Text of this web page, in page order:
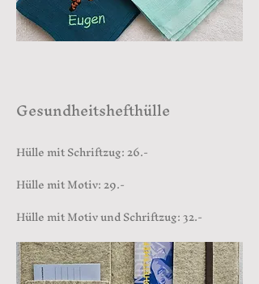
Gesundheitshefthülle
Hülle mit Schriftzug: 26.-
Hülle mit Motiv: 29.-
Hülle mit Motiv und Schriftzug: 32.-